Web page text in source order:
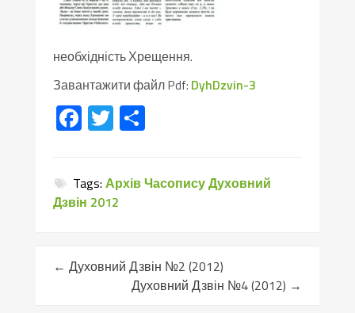
необхідність Хрещення.
Завантажити файл Pdf: DyhDzvin-3
Facebook
Twitter
Tags:Архів Часопису Духовний
Дзвін 2012
← Духовний Дзвін №2 (2012)
Духовний Дзвін №4 (2012) →